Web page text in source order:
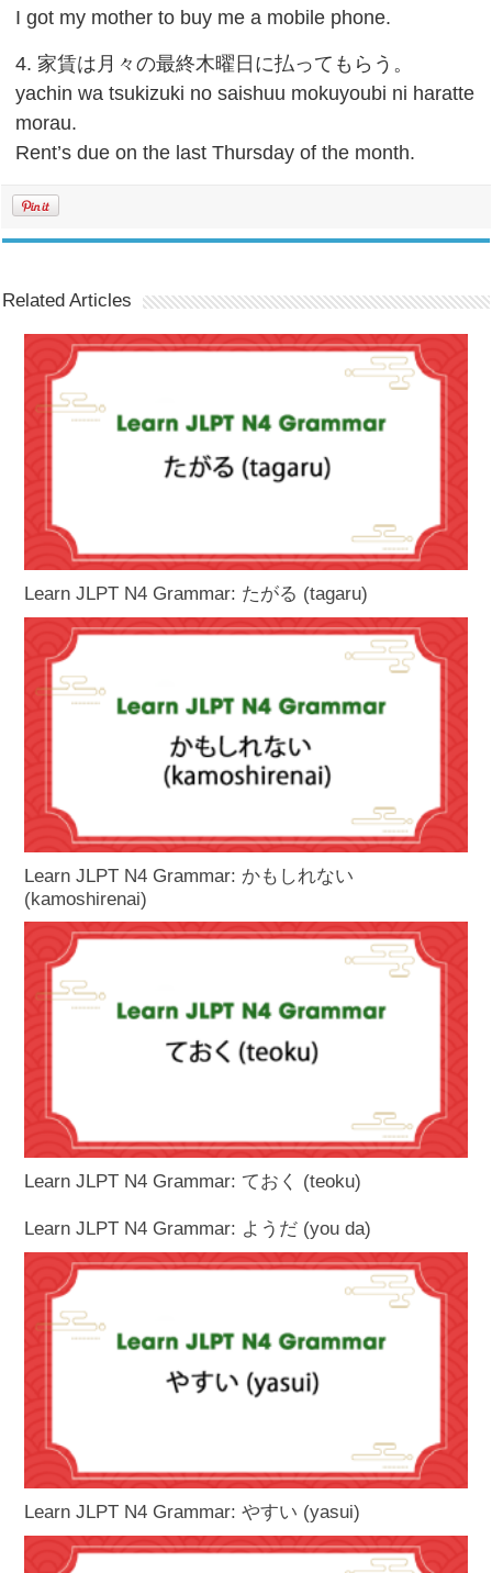
I got my mother to buy me a mobile phone.
4. 家賃は月々の最終木曜日に払ってもらう。
yachin wa tsukizuki no saishuu mokuyoubi ni haratte
morau.
Rent’s due on the last Thursday of the month.
Related Articles
Learn JLPT N4 Grammar: たがる (tagaru)
Learn JLPT N4 Grammar: かもしれない
(kamoshirenai)
Learn JLPT N4 Grammar: ておく (teoku)
Learn JLPT N4 Grammar: ようだ (you da)
Learn JLPT N4 Grammar: やすい (yasui)